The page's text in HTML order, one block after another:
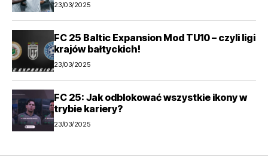
23/03/2025
FC 25 Baltic Expansion Mod TU10 – czyli ligi
krajów bałtyckich!
23/03/2025
FC 25: Jak odblokować wszystkie ikony w
trybie kariery?
23/03/2025